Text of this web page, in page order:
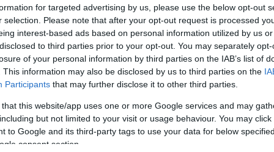
for targeted advertising by us, please use the below opt-out
selection. Please note that after your opt-out request is processed
interest-based ads based on personal information utilized by us
to third parties prior to your opt-out. You may separately
of your personal information by third parties on the IAB’s list of
This information may also be disclosed by us to third parties on the
Participants that may further disclose it to other third parties.
that this website/app uses one or more Google services and may
but not limited to your visit or usage behaviour. You may
to Google and its third-party tags to use your data for below
consent section.
που δέχτηκε πυρά αστυνομικών μετά από
στην Ευρώπη – Κίνδυνος για την